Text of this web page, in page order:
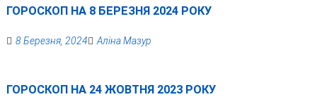
ГОРОСКОП НА 8 БЕРЕЗНЯ 2024 РОКУ
8 Березня, 2024 Аліна Мазур
ГОРОСКОП НА 24 ЖОВТНЯ 2023 РОКУ